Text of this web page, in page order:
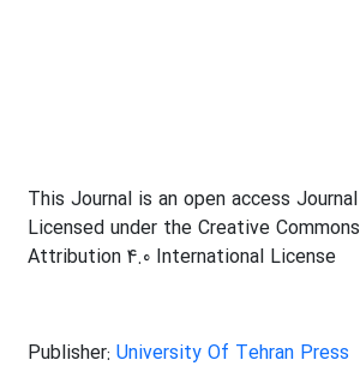
This Journal is an open access Journal
Licensed under the Creative Commons
Attribution 4.0 International License
Publisher: University Of Tehran Press